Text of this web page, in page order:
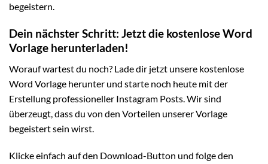
begeistern.
Dein nächster Schritt: Jetzt die kostenlose Word
Vorlage herunterladen!
Worauf wartest du noch? Lade dir jetzt unsere kostenlose
Word Vorlage herunter und starte noch heute mit der
Erstellung professioneller Instagram Posts. Wir sind
überzeugt, dass du von den Vorteilen unserer Vorlage
begeistert sein wirst.
Klicke einfach auf den Download-Button und folge den